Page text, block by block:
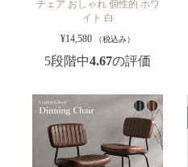
チェア おしゃれ 個性的 ホワ
イト 白
¥14,580 （税込み）
5段階中4.67の評価